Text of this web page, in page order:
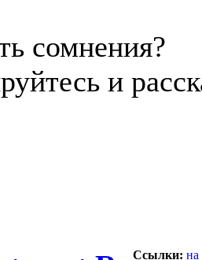
сомнения?
и
Ссылки: на